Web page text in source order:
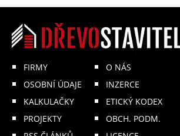
FIRMY
OSOBNÍ ÚDAJE
KALKULAČKY
PROJEKTY
O NÁS
INZERCE
ETICKÝ KODEX
OBCH. PODM.